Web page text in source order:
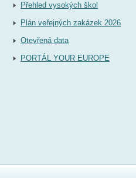
Přehled vysokých škol
Plán veřejných zakázek 2026
Otevřená data
PORTÁL YOUR EUROPE